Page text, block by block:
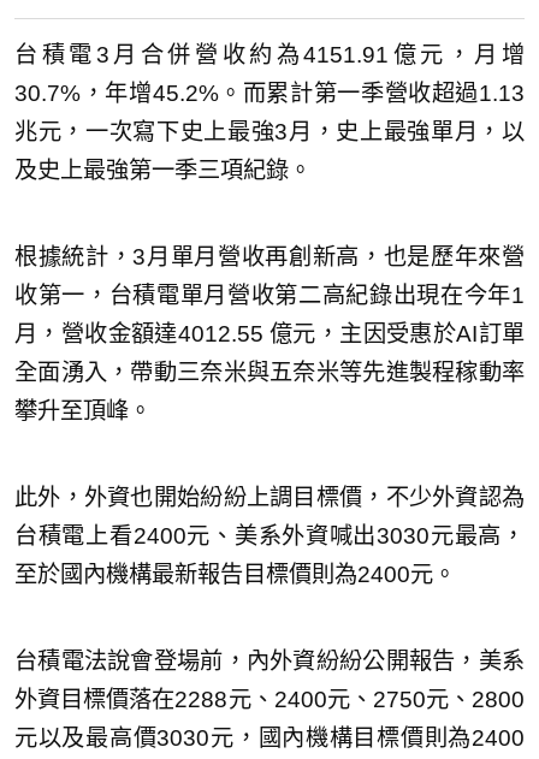
台積電3月合併營收約為4151.91億元，月增
30.7%，年增45.2%。而累計第一季營收超過1.13
兆元，一次寫下史上最強3月，史上最強單月，以
及史上最強第一季三項紀錄。
根據統計，3月單月營收再創新高，也是歷年來營
收第一，台積電單月營收第二高紀錄出現在今年1
月，營收金額達4012.55 億元，主因受惠於AI訂單
全面湧入，帶動三奈米與五奈米等先進製程稼動率
攀升至頂峰。
此外，外資也開始紛紛上調目標價，不少外資認為
台積電上看2400元、美系外資喊出3030元最高，
至於國內機構最新報告目標價則為2400元。
台積電法說會登場前，內外資紛紛公開報告，美系
外資目標價落在2288元、2400元、2750元、2800
元以及最高價3030元，國內機構目標價則為2400